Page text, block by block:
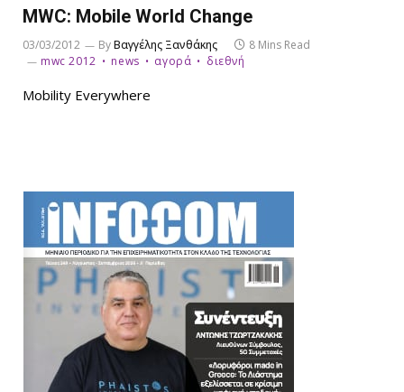
MWC: Mobile World Change
03/03/2012 ByΒαγγέλης Ξανθάκης
8 Mins Read
mwc 2012
news αγορά διεθνή
Mobility Everywhere